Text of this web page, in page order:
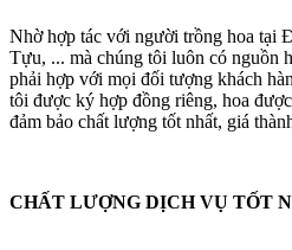
Nhờ hợp tác với người trồng hoa tại
Tựu, ... mà chúng tôi luôn có nguồn
phải hợp với mọi đối tượng khách
tôi được ký hợp đồng riêng, hoa
đảm bảo chất lượng tốt nhất, giá
CHẤT LƯỢNG DỊCH VỤ TỐT